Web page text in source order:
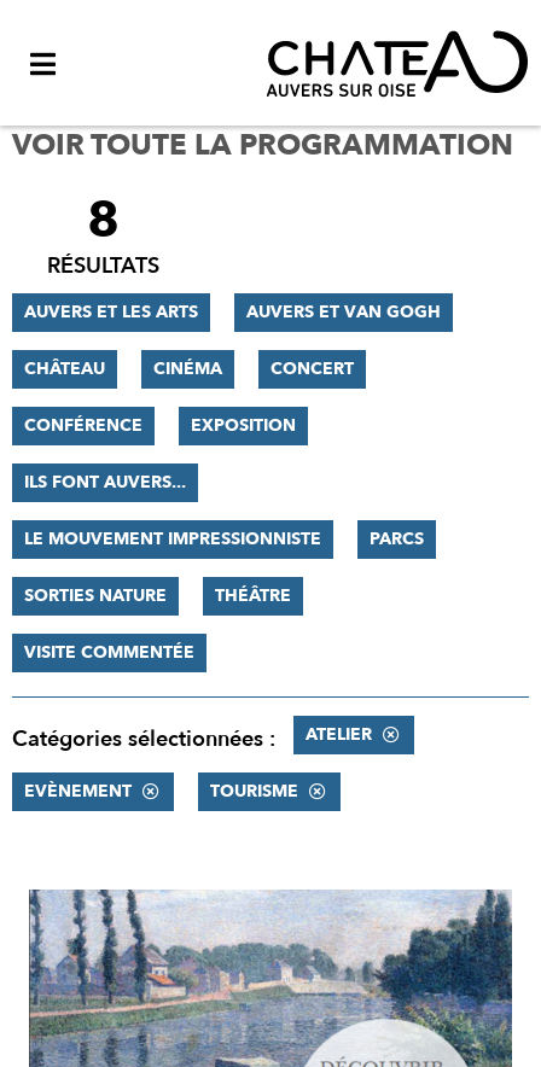
VOIR TOUTE LA PROGRAMMATION
FILTRER
RÉSULTATS
8
RÉSULTATS
AUVERS ET LES ARTS AUVERS ET VAN GOGH
CHÂTEAU CINÉMA CONCERT
CONFÉRENCE EXPOSITION
ILS FONT AUVERS...
LE MOUVEMENT IMPRESSIONNISTE PARCS
SORTIES NATURE THÉÂTRE
VISITE COMMENTÉE
Catégories sélectionnées : ATELIER
EVÈNEMENT TOURISME
RÉSULTATS